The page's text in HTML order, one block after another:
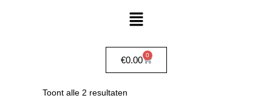
Main
Menu
€0.00 0 Winkelwagen
Toont alle 2 resultaten